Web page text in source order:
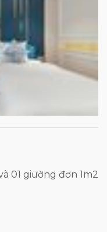
01 giường đơn 1m2